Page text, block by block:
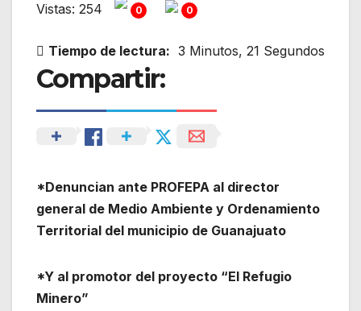
Vistas: 254 0 0
Tiempo de lectura: 3 Minutos, 21 Segundos
Compartir:
*Denuncian ante PROFEPA al director
general de Medio Ambiente y Ordenamiento
Territorial del municipio de Guanajuato
*Y al promotor del proyecto “El Refugio
Minero”